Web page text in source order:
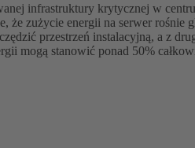
infrastruktury krytycznej w
zużycie energii na serwer rośnie
przestrzeń instalacyjną, a z
mogą stanowić ponad 50%